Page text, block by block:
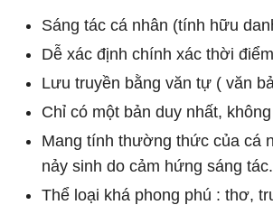
Sáng tác cá nhân (tính hữu
Dễ xác định chính xác thời
Lưu truyền bằng văn tự ( văn
Chỉ có một bản duy nhất,
Mang tính thường thức của cá
nảy sinh do cảm hứng sáng tác.
Thể loại khá phong phú : thơ,